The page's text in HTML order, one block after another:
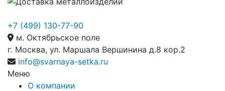
+7 (499) 130-77-90
м. Октябрьское поле
г. Москва, ул. Маршала Вершинина д.8 кор.2
info@svarnaya-setka.ru
Меню
О компании